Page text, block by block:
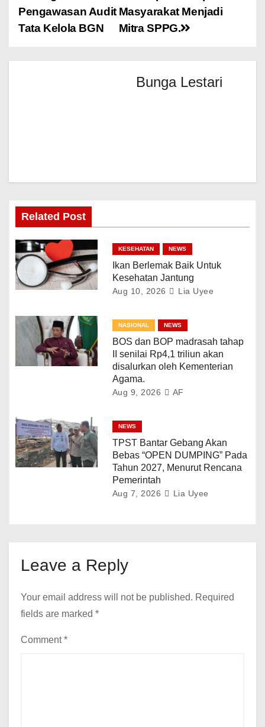
Masyarakat Menjadi
Mitra SPPG.
Pengawasan Audit
Tata Kelola BGN
Bunga Lestari
Related Post
KESEHATAN NEWS
Ikan Berlemak Baik Untuk
Kesehatan Jantung
Aug 10, 2026 Lia Uyee
NASIONAL NEWS
BOS dan BOP madrasah tahap
II senilai Rp4,1 triliun akan
disalurkan oleh Kementerian
Agama.
Aug 9, 2026 AF
NEWS
TPST Bantar Gebang Akan
Bebas “OPEN DUMPING” Pada
Tahun 2027, Menurut Rencana
Pemerintah
Aug 7, 2026 Lia Uyee
Leave a Reply
Your email address will not be published. Required
fields are marked *
Comment*